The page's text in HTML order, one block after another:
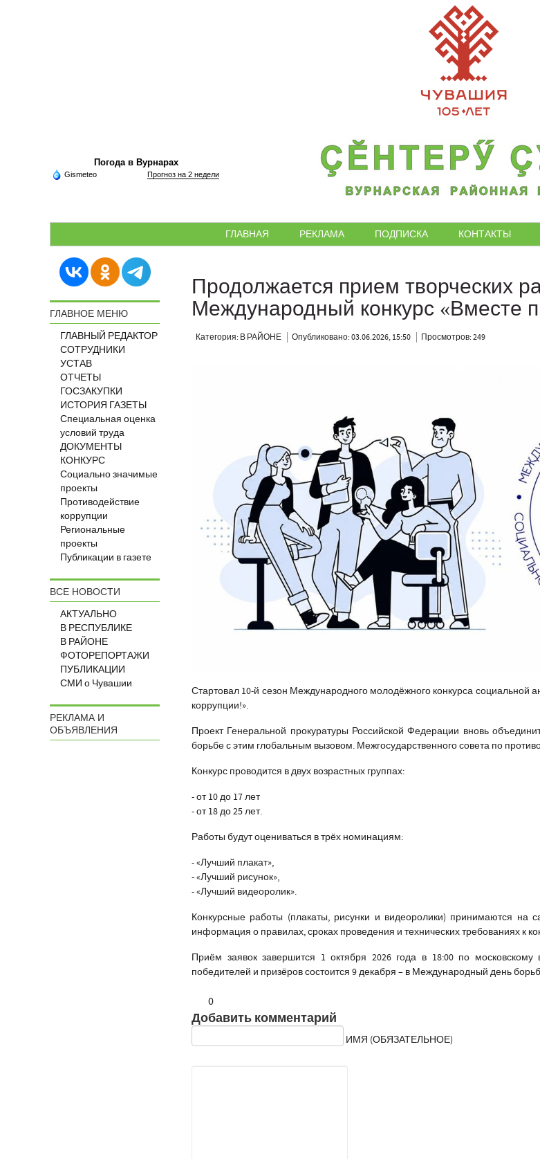
Погода в Вурнарах
Gismeteo Прогноз на 2 недели
ГЛАВНАЯ РЕКЛАМА ПОДПИСКА КОНТАКТЫ
ГЛАВНОЕ МЕНЮ
ГЛАВНЫЙ РЕДАКТОР
СОТРУДНИКИ
УСТАВ
ОТЧЕТЫ
ГОСЗАКУПКИ
ИСТОРИЯ ГАЗЕТЫ
Специальная оценка
условий труда
ДОКУМЕНТЫ
КОНКУРС
Социально значимые
проекты
Противодействие
коррупции
Региональные
проекты
Публикации в газете
ВСЕ НОВОСТИ
АКТУАЛЬНО
В РЕСПУБЛИКЕ
В РАЙОНЕ
ФОТОРЕПОРТАЖИ
ПУБЛИКАЦИИ
СМИ о Чувашии
РЕКЛАМА И
ОБЪЯВЛЕНИЯ
Продолжается прием творческих
Международный конкурс «Вместе
Категория: В РАЙОНЕ Опубликовано: 03.06.2026, 15:50 Просмотров: 249
Стартовал 10-й сезон Международного молодёжного конкурса социальной
коррупции!».
Проект Генеральной прокуратуры Российской Федерации вновь
борьбе с этим глобальным вызовом. Межгосударственного совета по
Конкурс проводится в двух возрастных группах:
- от 10 до 17 лет
- от 18 до 25 лет.
Работы будут оцениваться в трёх номинациям:
- «Лучший плакат»,
- «Лучший рисунок»,
- «Лучший видеоролик».
Конкурсные работы (плакаты, рисунки и видеоролики) принимаются на
информация о правилах, сроках проведения и технических требованиях к
Приём заявок завершится 1 октября 2026 года в 18:00 по
победителей и призёров состоится 9 декабря – в Международный день
0
Добавить комментарий
ИМЯ (ОБЯЗАТЕЛЬНОЕ)